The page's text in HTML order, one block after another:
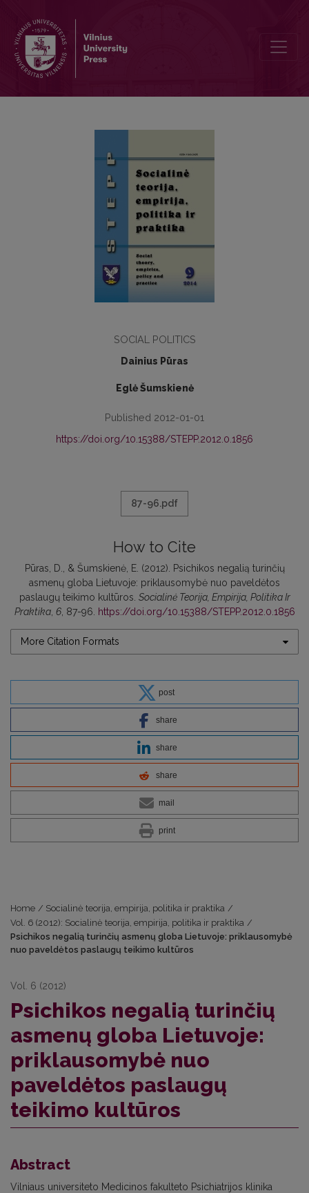
SOCIAL POLITICS
Dainius Pūras
Eglė Šumskienė
Published 2012-01-01
https://doi.org/10.15388/STEPP.2012.0.1856
87-96.pdf
How to Cite
Pūras, D., & Šumskienė, E. (2012). Psichikos negalią turinčių
asmenų globa Lietuvoje: priklausomybė nuo paveldėtos
paslaugų teikimo kultūros. Socialinė Teorija, Empirija, Politika Ir
Praktika, 6, 87-96. https://doi.org/10.15388/STEPP.2012.0.1856
More Citation Formats
post
share
share
share
mail
print
Home / Socialinė teorija, empirija, politika ir praktika /
Vol. 6 (2012): Socialinė teorija, empirija, politika ir praktika /
Psichikos negalią turinčių asmenų globa Lietuvoje: priklausomybė
nuo paveldėtos paslaugų teikimo kultūros
Vol. 6 (2012)
Psichikos negalią turinčių
asmenų globa Lietuvoje:
priklausomybė nuo
paveldėtos paslaugų
teikimo kultūros
Abstract
Vilniaus universiteto Medicinos fakulteto Psichiatrijos klinika